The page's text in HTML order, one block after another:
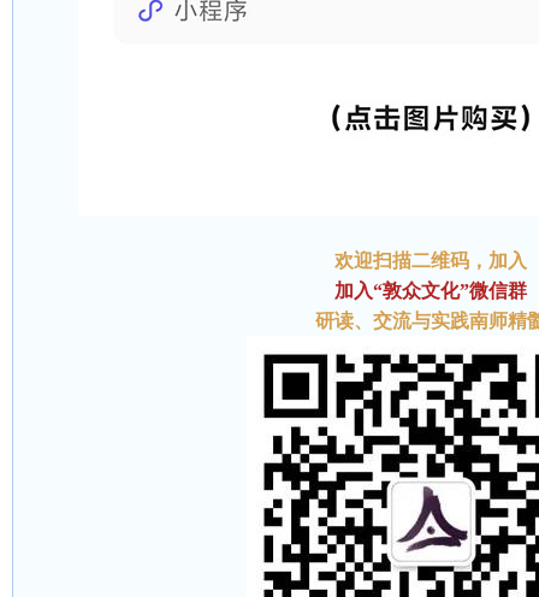
欢迎扫描二维码 ，加入
加入“敦众文化”微信群
研读、交流与实践南师精